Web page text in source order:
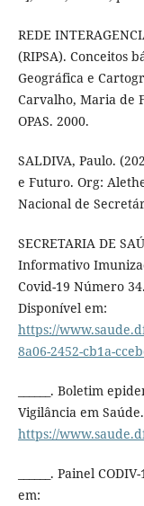
REDE
(RIPSA). Conceitos
Geográfica e
Carvalho, Maria de
OPAS. 2000.
SALDIVA, Paulo.
e Futuro. Org:
Nacional de
SECRETARIA DE
Informativo
Covid-19 Número
Disponível em:
https://
8a06-2452-cb1a-
______. Boletim
Vigilância em
https://
______. Painel
em: